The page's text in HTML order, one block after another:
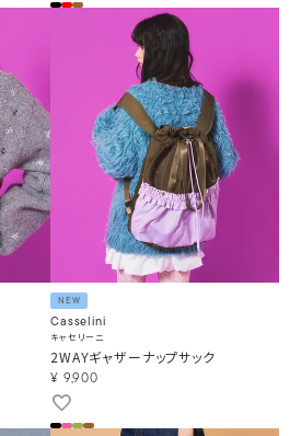
NEW
Casselini
キャセリーニ
2WAYギャザーナップサック
¥ 9,900